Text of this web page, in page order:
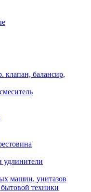
клапан, балансир,
удлинители
машин, унитазов
техники